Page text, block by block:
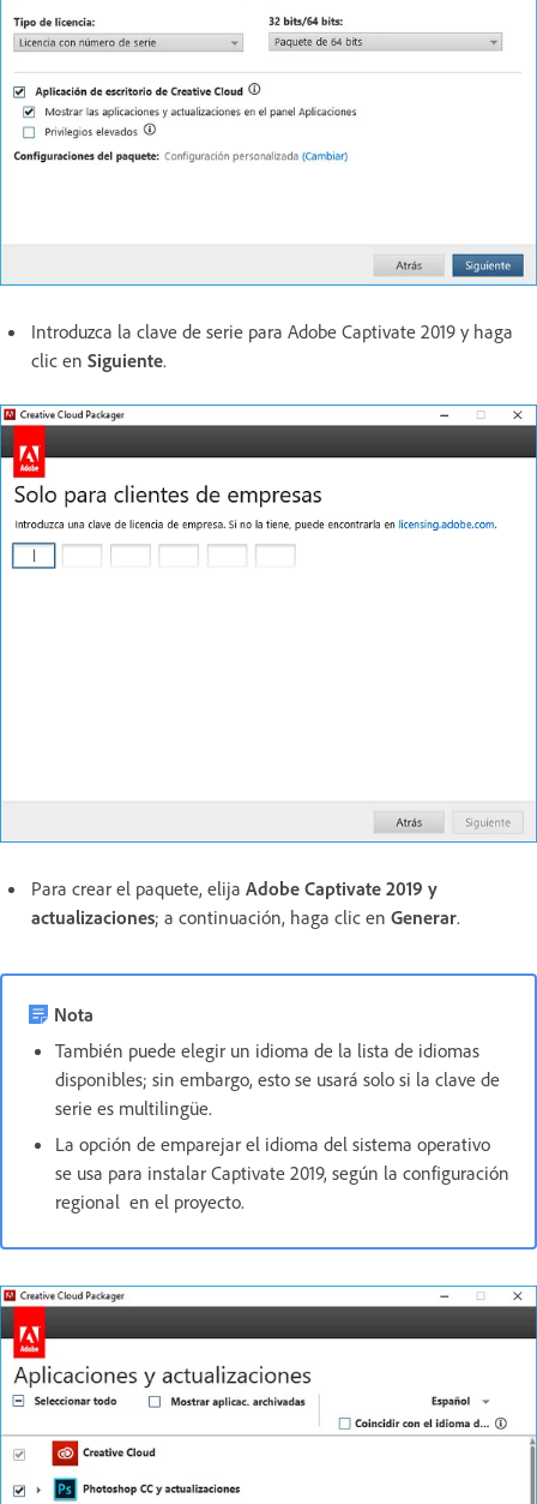
Introduzca la clave de serie para Adobe Captivate 2019 y haga
clic en Siguiente.
Para crear el paquete, elija Adobe Captivate 2019 y
actualizaciones; a continuación, haga clic en Generar.
Nota
También puede elegir un idioma de la lista de idiomas
disponibles; sin embargo, esto se usará solo si la clave de
serie es multilingüe.
La opción de emparejar el idioma del sistema operativo
se usa para instalar Captivate 2019, según la configuración
regional en el proyecto.